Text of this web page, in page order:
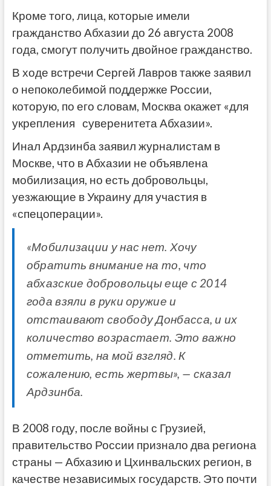
Кроме того, лица, которые имели
гражданство Абхазии до 26 августа 2008
года, смогут получить двойное гражданство.
В ходе встречи Сергей Лавров также заявил
о непоколебимой поддержке России,
которую, по его словам, Москва окажет «для
укрепления суверенитета Абхазии».
Инал Ардзинба заявил журналистам в
Москве, что в Абхазии не объявлена
мобилизация, но есть добровольцы,
уезжающие в Украину для участия в
«спецоперации».
«Мобилизации у нас нет. Хочу
обратить внимание на то, что
абхазские добровольцы еще с 2014
года взяли в руки оружие и
отстаивают свободу Донбасса, и их
количество возрастает. Это важно
отметить, на мой взгляд. К
сожалению, есть жертвы», — сказал
Ардзинба.
В 2008 году, после войны с Грузией,
правительство России признало два региона
страны — Абхазию и Цхинвальских регион, в
качестве независимых государств. Это почти